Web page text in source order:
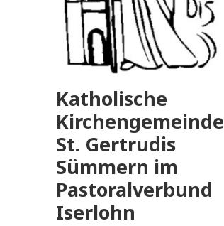
Katholische
Kirchengemeinde
St. Gertrudis
Sümmern im
Pastoralverbund
Iserlohn